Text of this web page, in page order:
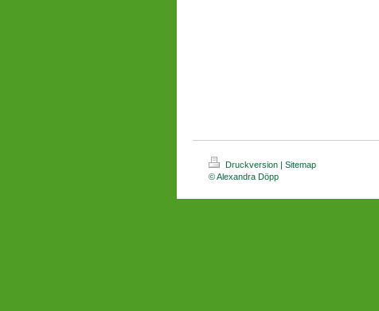
Druckversion | Sitemap
© Alexandra Döpp